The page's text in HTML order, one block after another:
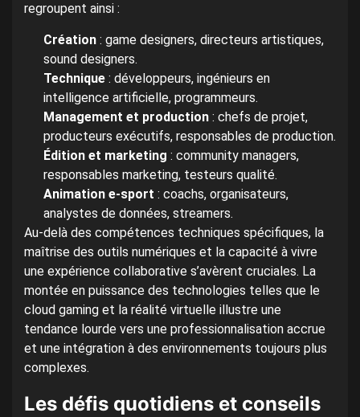
regroupent ainsi :
Création : game designers, directeurs artistiques,
sound designers.
Technique : développeurs, ingénieurs en
intelligence artificielle, programmeurs.
Management et production : chefs de projet,
producteurs exécutifs, responsables de production.
Édition et marketing : community managers,
responsables marketing, testeurs qualité.
Animation e-sport : coachs, organisateurs,
analystes de données, streamers.
Au-delà des compétences techniques spécifiques, la
maîtrise des outils numériques et la capacité à vivre
une expérience collaborative s’avèrent cruciales. La
montée en puissance des technologies telles que le
cloud gaming et la réalité virtuelle illustre une
tendance lourde vers une professionnalisation accrue
et une intégration à des environnements toujours plus
complexes.
Les défis quotidiens et conseils